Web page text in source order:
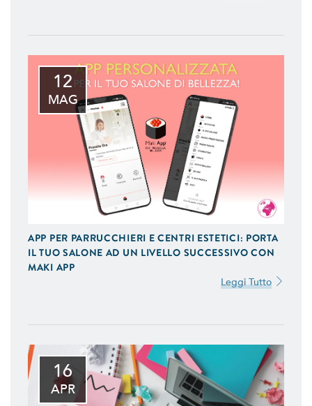
12
MAG
APP PER PARRUCCHIERI E CENTRI ESTETICI: PORTA
IL TUO SALONE AD UN LIVELLO SUCCESSIVO CON
MAKI APP
Leggi Tutto
16
APR